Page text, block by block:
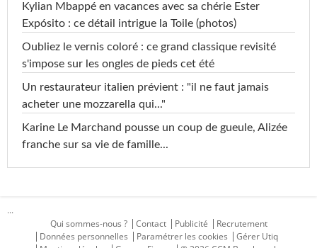
Kylian Mbappé en vacances avec sa chérie Ester
Expósito : ce détail intrigue la Toile (photos)
Oubliez le vernis coloré : ce grand classique revisité
s'impose sur les ongles de pieds cet été
Un restaurateur italien prévient : "il ne faut jamais
acheter une mozzarella qui..."
Karine Le Marchand pousse un coup de gueule, Alizée
franche sur sa vie de famille...
...
Qui sommes-nous ?
Contact Publicité
Recrutement
Données personnelles
Paramétrer les cookies
Gérer Utiq